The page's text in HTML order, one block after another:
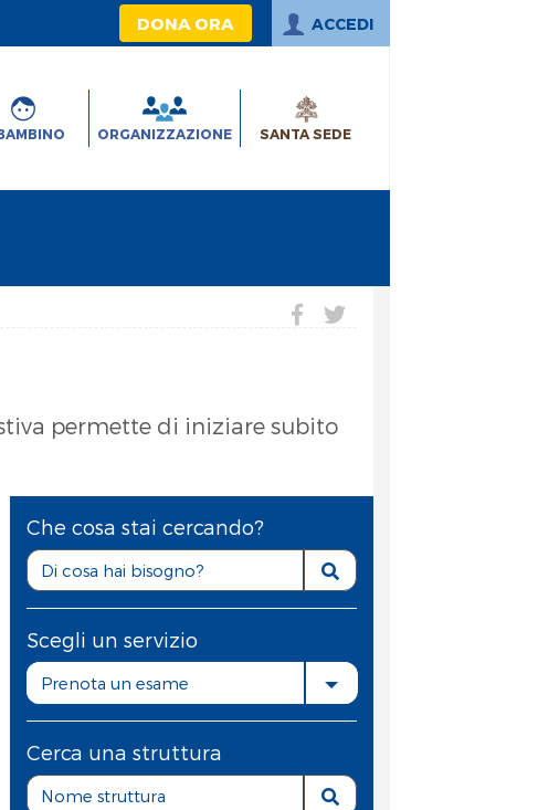
DONA ORA ACCEDI
ORGANIZZAZIONE SANTA SEDE
permette di iniziare subito
Che cosa stai cercando?
Scegli un servizio
Prenota un esame
Cerca una struttura